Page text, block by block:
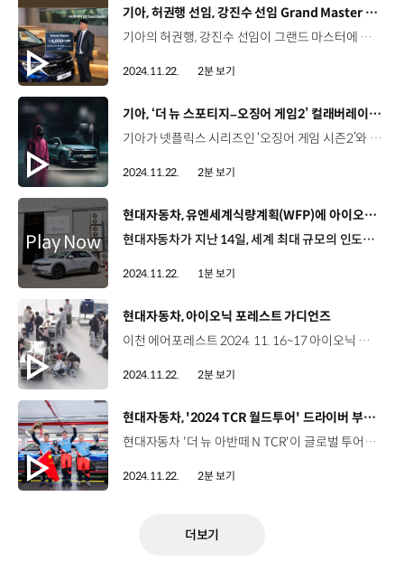
[동영상]
기아, 허권행 선임, 강진수 선임 Grand Master 달성
기아의 허권행, 강진수 선임이 그랜드 마스터에 등극했습니다. 그랜드 마스터는 기아에서 누계 판매 4천 대를 달성한 우수 오토컨설턴트에게 주어지는 영예인데요. 허권행, 강진수 선임은 입사 이래 29년 간, 연평균 각각 139대, 138대를 판매해 역대 31번째와 32번째 그랜드 마스터에 이름을 올렸습니다. 허권행 선임 오토컨설턴트 / 기아 천안남부지점 어려움도 많이 있었지만 항상 주변분들이 많이 도와주셨기 때문에 이 자리에 있게 된 것 같습니다. 항상 주변을 돌아보는 즐거운 마음을 가진 영업 직원이 되도록 하겠습니다. 강진수 선임 오토컨설턴트 / 기아 송파지점4천 대를 팔면서 여러 가지 어려움도 많았고 힘든 과정을 겪었지만 새삼 자부심을 느끼고 있는 것 같습니다. 더 정진해서 5천 대 판매를 위해 더 열심히 하는 영업인이 되겠습니다. 기아는 현장의 영업 직원들을 격려하기 위해 그랜드 마스터 외에도 장기판매 명예 포상 제도와 기아 스타 어워즈(KIA Star Awards) 등 다양한 포상제도를 운영하고 있습니다.
2024.11.22. 2분 보기
[동영상]
기아, ‘더 뉴 스포티지–오징어 게임2’ 컬래버레이션 마케팅 실시
기아가 넷플릭스 시리즈인 ‘오징어 게임 시즌2’와 손잡고 컬래버레이션 팝업 쇼룸을 열었습니다. ‘더 뉴 스포티지’ 출시와 함께 열린 이번 팝업에는 ‘오징어 게임’ 콘셉트의 스탬프 미션과 깐부 방, SNS 인증 이벤트 등 다양한 체험 콘텐츠가 마련됐는데요. 방문객들은 전시장 곳곳에서 미션을 수행하고, 게임을 즐기며 더 뉴 스포티지의 헤드업 디스플레이와 다이나믹 웰컴 라이트, 기아 디지털 키 2 등 혁신적인 첨단 기능들을 자연스럽게 체험했습니다. 노건우 매니저 / 기아 국내미디어콘텐츠팀 이번 행사는 새롭게 출시한 ‘더 뉴 스포티지’와 ‘오징어 게임 시즌 2’가 컬래버레이션하여 고객분들에게 새로운 자동차 경험을 선사드리고자 기획되었습니다. 국적과 연령을 가리지 않고, 다양한 분들이 찾아주셔서 뿌듯한 마음으로 전시를 운영하고 있습니다 게이시다 / 방문객우리나라(알바니아)에서도 기아는 인기가 많아서, 알바니아에서 팝업 쇼룸을 열어도 인기가 많을 것 같아요. 더 뉴 스포티지만의 차별화된 브랜드 경험을 제공하고 있는 이번 팝업 쇼룸은 기아 언플러그드 그라운드에서 이번 달 24일까지 만나볼 수 있습니다.
2024.11.22. 2분 보기
[동영상]
현대자동차, 유엔세계식량계획(WFP)에 아이오닉 5 기증
현대자동차가 지난 14일, 세계 최대 규모의 인도적 지원 기관인 유엔세계식량계획(WFP)과 아이오닉 5 차량 인도식을 진행했습니다. 현대자동차는 지난 7월, 유엔 업무 차량의 친환경 모빌리티 전환을 돕고, 지속가능발전목표를 함께 달성하기 위해 모빌리티 부문 파트너십을 체결했는데요. 이번 차량 인도식은 파트너십 체결 이후 진행된 첫 공식 행사로, 현대자동차는 WFP 로마본부를 비롯해 이집트, 아랍에미리트 등 전세계 주요 사무소와 차량 기지에 아이오닉 5를 기증했습니다. 현대자동차는 앞으로도 세계 식량 위기와 기후 변화를 대비하고 해결하는 데 최선을 다할 예정입니다.
2024.11.22. 1분 보기
[동영상]
현대자동차, 아이오닉 포레스트 가디언즈
이천 에어포레스트 2024. 11. 16~17 아이오닉 포레스트 가디언즈 탄소 중립과 생물다양성 보존에 대한 가치를 가족과 함께 경험할 수 있는 사회 공헌 활동 임직원 가족 참여형 산림 복원 프로젝트 임직원 임직원 가족 400여 명 아이오닉 포레스트 가디언즈 1기 탄생 600평 4,000평 약 2,000㎡ 에어포레스트 약 13,000㎡ 생태숲 일원 임직원 참여형 사회공헌 플랫폼‘나눔’을 통해 선착순 모집 자원 봉사와 체험 활동을 동시에 경험 세가지 Zone으로 프로그램 구성 Smart Farm Zone 아기나무를 새 화분으로 분갈이 IONIQ 5 Zone 드론 스테이션을 활용한 산림 모니터링 기술 시연 Forest Zone 생태숲 체험 및 우리나라 멸종 위기종 식재 ESG 가치 탄소중립 실현과 생물다양성 보존을 체감 향후, 기수 단위로 아이오닉 포레스트 가디언즈 운영 지속 가능한 시그니처 사회공헌 프로그램으로 키워나갈 예정 “지속가능한 미래를 위해 함께 숲을 만들어주세요~”
2024.11.22. 2분 보기
[동영상]
현대자동차, '2024 TCR 월드투어' 드라이버 부문 종합 우승
현대자동차 '더 뉴 아반떼 N TCR'이 글로벌 투어링카 대회인 '2024 TCR 월드투어’ 최종 라운드에서 드라이버 부문 종합 우승을 달성했습니다. TCR 월드투어는 전 세계 각지에서 개최되는 TCR 대회 중 주요 레이스를 선별해 경기 결과에 따라 획득한 포인트로 순위를 결정하는데요. 올해는 이탈리아, 모로코, 미국, 브라질, 우루과이, 중국을 거쳐 마카오 기아 서킷에서 최종 라운드가 열렸습니다. 더 뉴 아반떼 N TCR로 출전한 'BRC 현대 N 스쿼드라 코르세' 팀의 노버트 미첼리즈 선수는마카오 대회에서 49포인트를 획득하며, 최종 323포인트로 작년에 이어 2년 연속 드라이버 부문 챔피언이 됐습니다. 더 뉴 아반떼 N TCR은 마카오에서 동시에 진행된 ‘TCR 차이나’와 ‘TCR 아시아’에서도 마틴 카오 선수와 장첸동 선수가 각각 우승하며, 2024시즌 3개 시리즈에서 드라이버 부문 종합 우승을 차지했습니다. 한편, 현대자동차는 2024 TCR 월드투어에 전체 32대의 차량 중 무려 12대의 더 뉴 아반떼 N TCR을 참여시켜 압도적인 기술력을 입증했습니다.
2024.11.22. 2분 보기
더보기